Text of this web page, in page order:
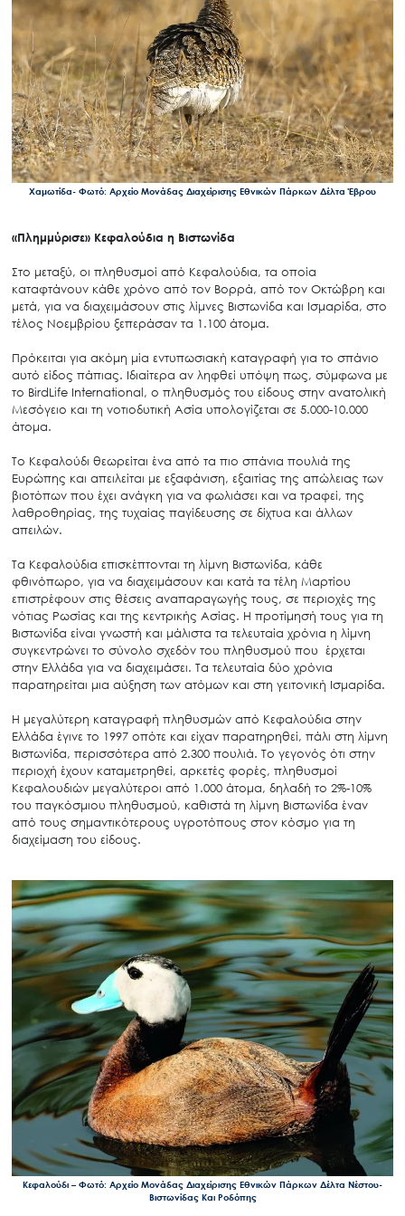
Search
for:
Ο.ΦΥ.ΠΕ.Κ.Α.
Νέα – Δημοσιότητα
Άξονες δράσης
Μ.Δ.Π.Π.
Έργα
Εισιτήρια
Επικοινωνία
Χαμωτίδα- Φωτό: Αρχείο Μονάδας Διαχείρισης Εθνικών Πάρκων Δέλτα Έβρου
«Πλημμύρισε» Κεφαλούδια η Βιστωνίδα
Στο μεταξύ, οι πληθυσμοί από Κεφαλούδια, τα οποία
καταφτάνουν κάθε χρόνο από τον Βορρά, από τον Οκτώβρη και
μετά, για να διαχειμάσουν στις λίμνες Βιστωνίδα και Ισμαρίδα, στο
τέλος Νοεμβρίου ξεπεράσαν τα 1.100 άτομα.
Πρόκειται για ακόμη μία εντυπωσιακή καταγραφή για το σπάνιο
αυτό είδος πάπιας. Ιδιαίτερα αν ληφθεί υπόψη πως, σύμφωνα με
το BirdLife International, o πληθυσμός του είδους στην ανατολική
Μεσόγειο και τη νοτιοδυτική Ασία υπολογίζεται σε 5.000-10.000
άτομα.
Το Κεφαλούδι θεωρείται ένα από τα πιο σπάνια πουλιά της
Ευρώπης και απειλείται με εξαφάνιση, εξαιτίας της απώλειας των
βιοτόπων που έχει ανάγκη για να φωλιάσει και να τραφεί, της
λαθροθηρίας, της τυχαίας παγίδευσης σε δίχτυα και άλλων
απειλών.
Τα Κεφαλούδια επισκέπτονται τη λίμνη Βιστωνίδα, κάθε
φθινόπωρο, για να διαχειμάσουν και κατά τα τέλη Μαρτίου
επιστρέφουν στις θέσεις αναπαραγωγής τους, σε περιοχές της
νότιας Ρωσίας και της κεντρικής Ασίας. Η προτίμησή τους για τη
Βιστωνίδα είναι γνωστή και μάλιστα τα τελευταία χρόνια η λίμνη
συγκεντρώνει το σύνολο σχεδόν του πληθυσμού που έρχεται
στην Ελλάδα για να διαχειμάσει. Τα τελευταία δύο χρόνια
παρατηρείται μια αύξηση των ατόμων και στη γειτονική Ισμαρίδα.
Η μεγαλύτερη καταγραφή πληθυσμών από Κεφαλούδια στην
Ελλάδα έγινε το 1997 οπότε και είχαν παρατηρηθεί, πάλι στη λίμνη
Βιστωνίδα, περισσότερα από 2.300 πουλιά. Το γεγονός ότι στην
περιοχή έχουν καταμετρηθεί, αρκετές φορές, πληθυσμοί
Κεφαλουδιών μεγαλύτεροι από 1.000 άτομα, δηλαδή το 2%-10%
του παγκόσμιου πληθυσμού, καθιστά τη λίμνη Βιστωνίδα έναν
από τους σημαντικότερους υγροτόπους στον κόσμο για τη
διαχείμαση του είδους.
Κεφαλούδι – Φωτό: Αρχείο Μονάδας Διαχείρισης Εθνικών Πάρκων Δέλτα Νέστου-
Βιστωνίδας Και Ροδόπης